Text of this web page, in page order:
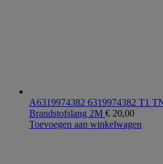
A6319974382 6319974382 T1
Brandstofslang 2M € 20,00
Toevoegen aan winkelwagen